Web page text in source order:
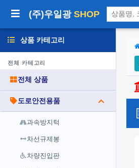
(주)우일광 SHOP 상품 검색
상품 카테고리
전체 카테고리
전체 상품
도로안전용품
과속방지턱
차선규제봉
차량진입판